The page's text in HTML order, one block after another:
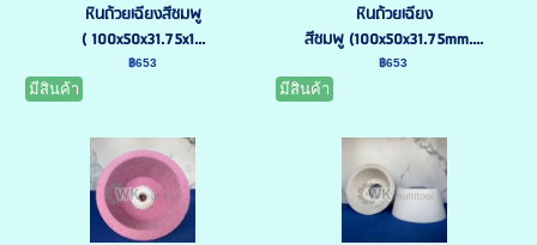
หินถ้วยเฉียงสีชมพู
( 100x50x31.75x1...
฿653
มีสินค้า
หินถ้วยเฉียง
สีชมพู (100x50x31.75mm....
฿653
มีสินค้า